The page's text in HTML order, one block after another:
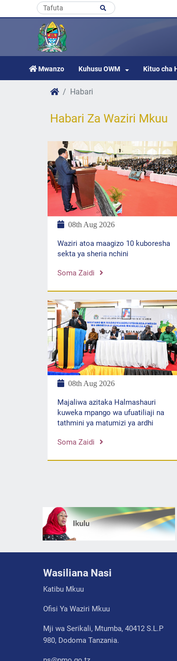
Mwanzo Kuhusu OWM Kituo cha
Habari
Habari Za Waziri Mkuu
08th Aug 2026
Waziri atoa maagizo 10 kuboresha
sekta ya sheria nchini
Soma Zaidi
08th Aug 2026
Majaliwa azitaka Halmashauri
kuweka mpango wa ufuatiliaji na
tathmini ya matumizi ya ardhi
Soma Zaidi
Wasiliana Nasi
Katibu Mkuu
Ofisi Ya Waziri Mkuu
Mji wa Serikali, Mtumba, 40412 S.L.P
980, Dodoma Tanzania.